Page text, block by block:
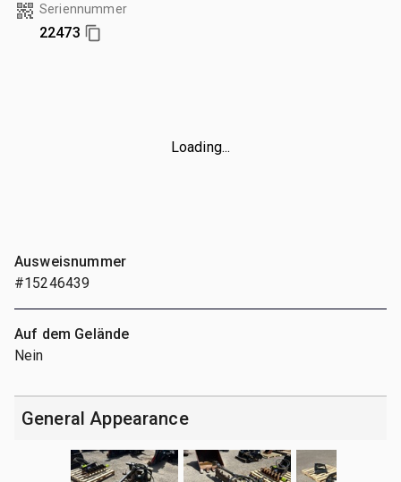
Seriennummer
22473
Loading...
Ausweisnummer
#15246439
Auf dem Gelände
Nein
General Appearance